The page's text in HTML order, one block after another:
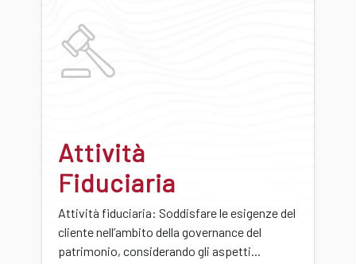
Attività
Fiduciaria
Attività fiduciaria: Soddisfare le esigenze del
cliente nell’ambito della governance del
patrimonio, considerando gli aspetti...